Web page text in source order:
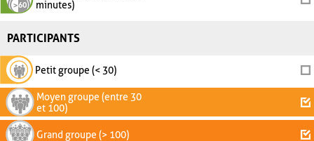
minutes)
PARTICIPANTS
Petit groupe (< 30)
Moyen groupe (entre 30
et 100)
Grand groupe (> 100)